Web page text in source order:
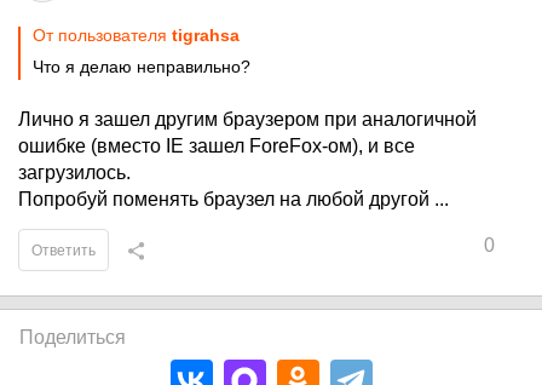
От пользователя tigrahsa
Что я делаю неправильно?
Лично я зашел другим браузером при аналогичной
ошибке (вместо IE зашел ForeFox-ом), и все
загрузилось.
Попробуй поменять браузел на любой другой ...
0
Ответить
Поделиться